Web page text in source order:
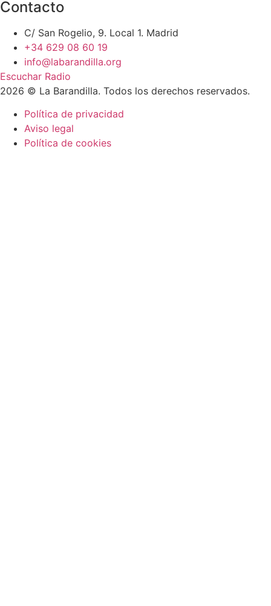
Contacto
C/ San Rogelio, 9. Local 1. Madrid
+34 629 08 60 19
info@labarandilla.org
Escuchar Radio
2026 © La Barandilla. Todos los derechos reservados.
Política de privacidad
Aviso legal
Política de cookies